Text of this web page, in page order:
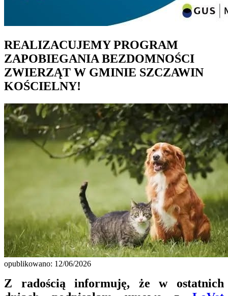
REALIZACUJEMY PROGRAM
ZAPOBIEGANIA BEZDOMNOŚCI
ZWIERZĄT W GMINIE SZCZAWIN
KOŚCIELNY!
opublikowano: 12/06/2026
Z radością informuję, że w ostatnich